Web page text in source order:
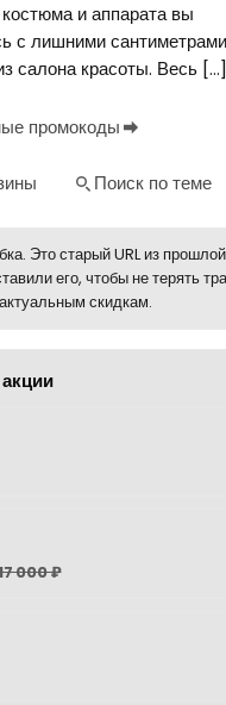
и аппарата вы
с лишними
салона красоты. Весь […]
промокоды
Поиск по теме
Это старый URL из
его, чтобы не терять
скидкам.
000 ₽